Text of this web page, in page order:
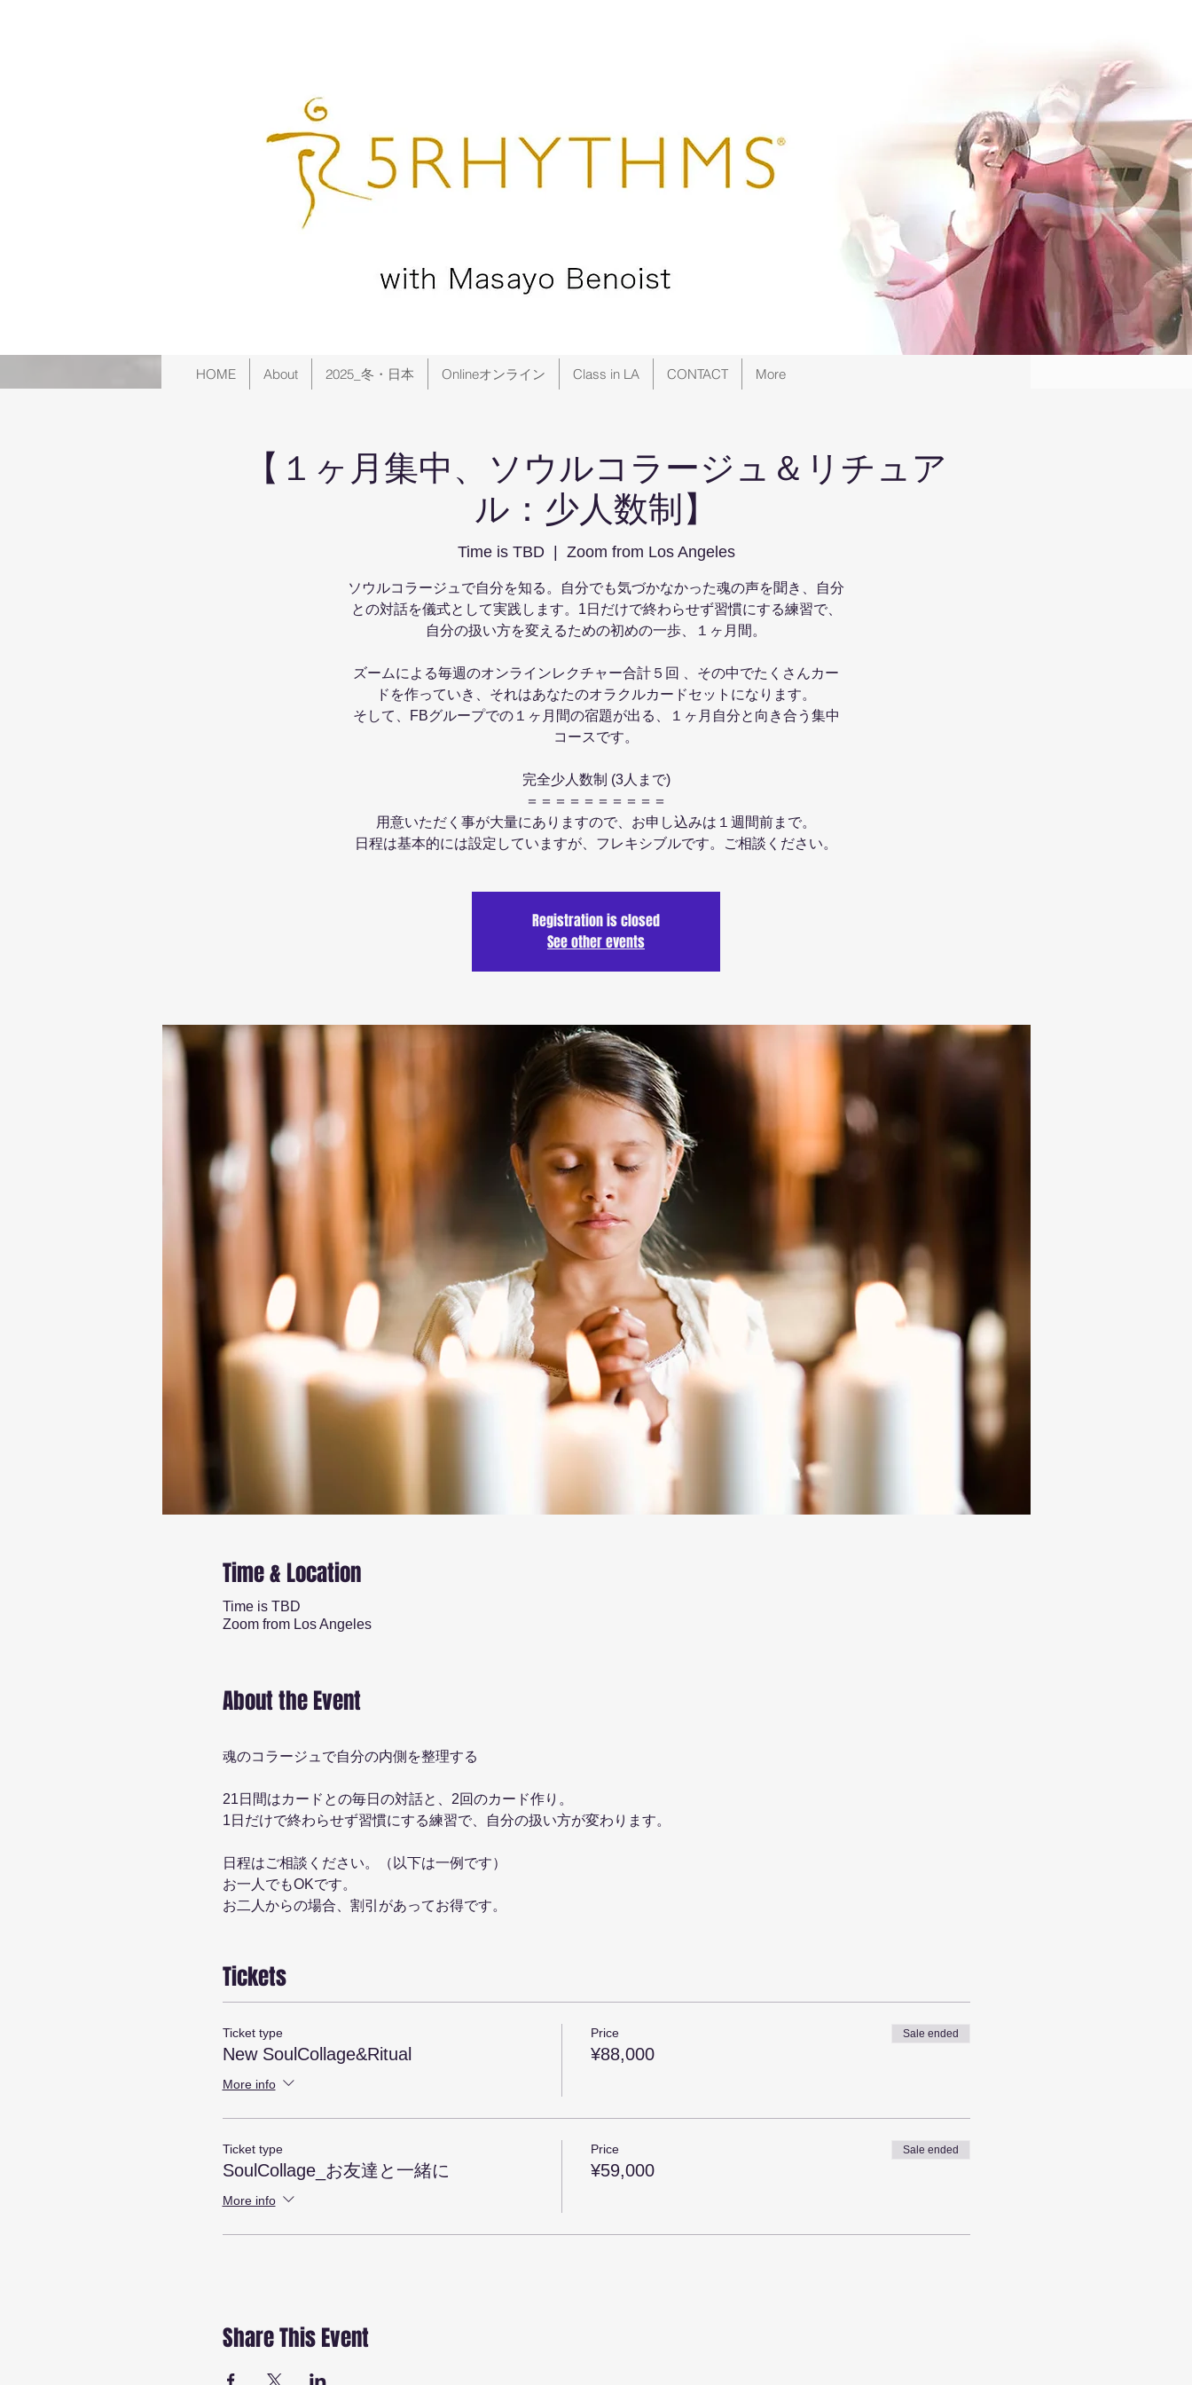
HOME About 2025_冬・日本 Onlineオンライン Class in LA CONTACT More
【１ヶ月集中、ソウルコラージュ＆リチュア
ル：少人数制】
Time is TBD
  |
Zoom from Los Angeles
ソウルコラージュで自分を知る。自分でも気づかなかった魂の声を聞き、自分
との対話を儀式として実践します。1日だけで終わらせず習慣にする練習で、
自分の扱い方を変えるための初めの一歩、１ヶ月間。
ズームによる毎週のオンラインレクチャー合計５回 、その中でたくさんカー
ドを作っていき、それはあなたのオラクルカードセットになります。
そして、FBグループでの１ヶ月間の宿題が出る、１ヶ月自分と向き合う集中
コースです。
完全少人数制 (3人まで)
＝＝＝＝＝＝＝＝＝＝
用意いただく事が大量にありますので、お申し込みは１週間前まで。
日程は基本的には設定していますが、フレキシブルです。ご相談ください。
Registration is closed
See other events
Time & Location
Time is TBD
Zoom from Los Angeles
About the Event
魂のコラージュで自分の内側を整理する
21日間はカードとの毎日の対話と、2回のカード作り。
1日だけで終わらせず習慣にする練習で、自分の扱い方が変わります。
日程はご相談ください。（以下は一例です）
お一人でもOKです。
お二人からの場合、割引があってお得です。
＊１ヶ月間の期間中の毎日の宿題
用意いただく事が大量にありますので、お申し込みは3日前まで。
作るだけでも十分に興味深いソウルコラージュ。さらに出来上がったカードとしっかり対話をすることで、自分との
１ヶ月の間の4回のレクチャーと宿題、そしてクロージングセレモニーで、自分の中を整理してより自分と仲良くなる
時間を日常に取り入れられるようになります。
【ソウルコラージュとは】
シーナ・フロスト心理学博士によって作られた深層意識を見るセラピー効果の高いアートワークであり、世界中でこ
【＋ リーディング＆リチュアル】
バージンカードを作ったあと１ヶ月間、そのカードと向き合い、話し合います。
Tickets
Ticket type
New SoulCollage&Ritual
More info
Price
¥88,000
Sale ended
Ticket type
SoulCollage_お友達と一緒に
More info
Price
¥59,000
Sale ended
Share This Event